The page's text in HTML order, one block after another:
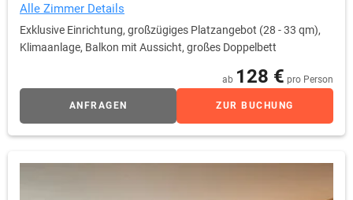
Alle Zimmer Details
Exklusive Einrichtung, großzügiges Platzangebot (28 - 33 qm),
Klimaanlage, Balkon mit Aussicht, großes Doppelbett
ab 128 € pro Person
ANFRAGEN ZUR BUCHUNG